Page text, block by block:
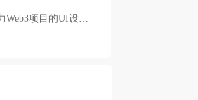
项目的UI设计，或qian